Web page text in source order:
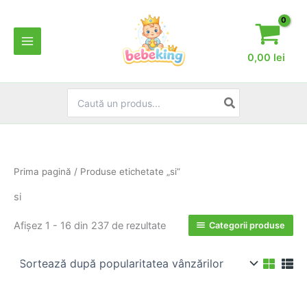
content
0,00 lei
for:
Prima pagină / Produse etichetate „si”
si
Afișez 1 - 16 din 237 de rezultateSortat Categorii produse